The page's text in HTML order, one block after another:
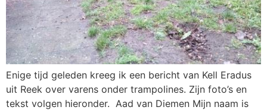
Enige tijd geleden kreeg ik een bericht van Kell Eradus
uit Reek over varens onder trampolines. Zijn foto’s en
tekst volgen hieronder. Aad van Diemen Mijn naam is